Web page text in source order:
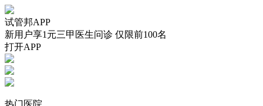
试管邦APP
新用户享1元三甲医生问诊 仅限前100名
打开APP
热门医院